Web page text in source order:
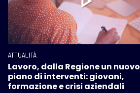
ATTUALITÀ
Lavoro, dalla Regione un nuovo
piano di interventi: giovani,
formazione e crisi aziendali